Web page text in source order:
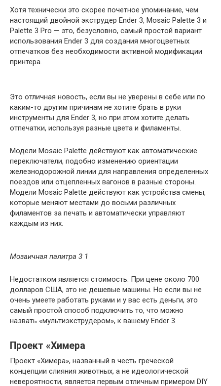
Хотя технически это скорее почетное упоминание, чем
настоящий двойной экструдер Ender 3, Mosaic Palette 3 и
Palette 3 Pro — это, безусловно, самый простой вариант
использования Ender 3 для создания многоцветных
отпечатков без необходимости активной модификации
принтера.
Это отличная новость, если вы не уверены в себе или по
каким-то другим причинам не хотите брать в руки
инструменты для Ender 3, но при этом хотите делать
отпечатки, используя разные цвета и филаменты.
Модели Mosaic Palette действуют как автоматические
переключатели, подобно изменению ориентации
железнодорожной линии для направления определенных
поездов или отцепленных вагонов в разные стороны.
Модели Mosaic Palette действуют как устройства смены,
которые меняют местами до восьми различных
филаментов за печать и автоматически управляют
каждым из них.
Мозаичная палитра 3 1
Недостатком является стоимость. При цене около 700
долларов США, это не дешевые машины. Но если вы не
очень умеете работать руками и у вас есть деньги, это
самый простой способ подключить то, что можно
назвать «мультиэкструдером», к вашему Ender 3.
Проект «Химера
Проект «Химера», названный в честь греческой
концепции слияния животных, а не идеологической
невероятности, является первым отличным примером DIY